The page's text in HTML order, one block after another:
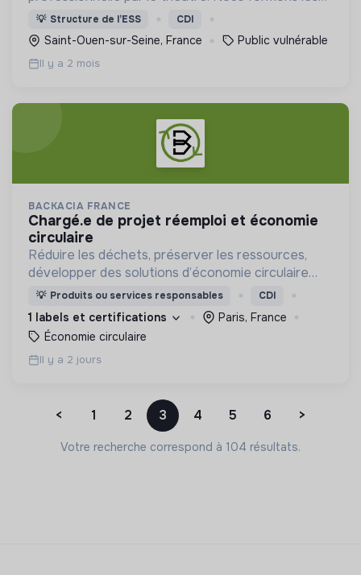
professionnels qui accompagnent les publics
vulnérables (gérontologie, handicap et grande
précarité).
💡 Structure de l’ESS CDI
Saint-Ouen-sur-Seine, France Public vulnérable
Il y a 2 mois
BACKACIA FRANCE
chargé.e de projet réemploi et économie
circulaire
Réduire les déchets, préserver les ressources,
développer des solutions d’économie circulaire
dans le Bâtiment.
💡 Produits ou services responsables CDI
1 labels et certifications
Paris, France
Économie circulaire
Il y a 2 jours
< 1 2 3 4 5 6 >
Votre recherche correspond à 104 résultats.